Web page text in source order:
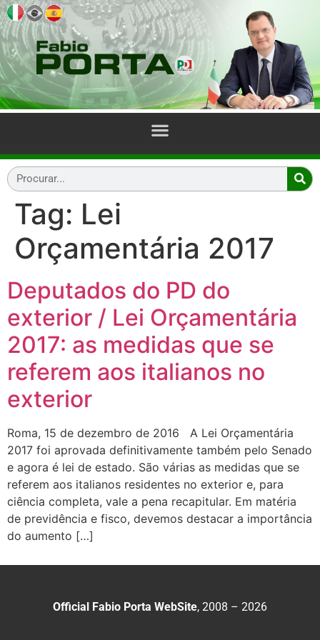
Tag: Lei
Orçamentária 2017
Deputados do PD do
exterior / Lei Orçamentária
2017: as medidas que se
referem aos italianos no
exterior
Roma, 15 de dezembro de 2016 A Lei Orçamentária
2017 foi aprovada definitivamente também pelo Senado
e agora é lei de estado. São várias as medidas que se
referem aos italianos residentes no exterior e, para
ciência completa, vale a pena recapitular. Em matéria
de previdência e fisco, devemos destacar a importância
do aumento […]
Official Fabio Porta WebSite, 2008 – 2026